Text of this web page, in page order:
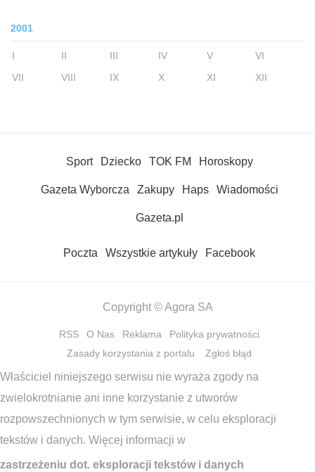
2001
I II III IV V
VI
VII
VIII IX X XI XII
Sport Dziecko TOK FM Horoskopy
Gazeta Wyborcza Zakupy Haps Wiadomości
Gazeta.pl
Poczta Wszystkie artykuły Facebook
Copyright © Agora SA
RSS O Nas Reklama
Polityka prywatności
Zasady korzystania z portalu
Zgłoś błąd
Właściciel niniejszego serwisu nie wyraża zgody na
zwielokrotnianie ani inne korzystanie z utworów
rozpowszechnionych w tym serwisie, w celu eksploracji
tekstów i danych. Więcej informacji w
zastrzeżeniu dot. eksploracji tekstów i danych